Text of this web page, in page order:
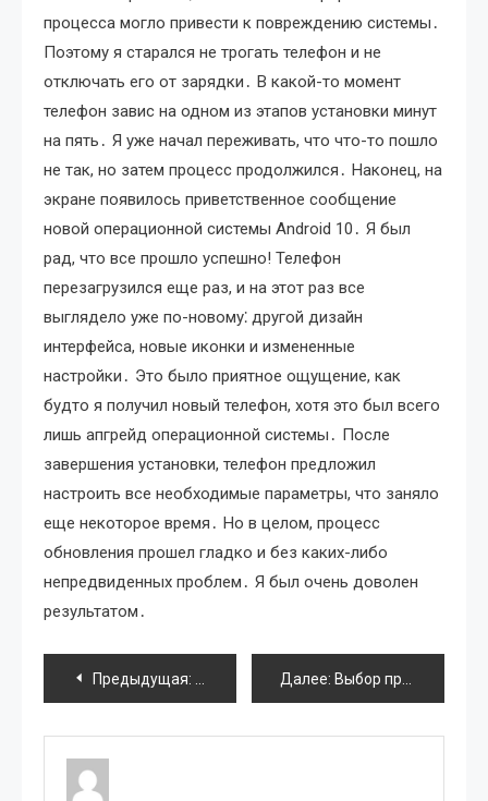
процесса могло привести к повреждению системы․
Поэтому я старался не трогать телефон и не
отключать его от зарядки․ В какой-то момент
телефон завис на одном из этапов установки минут
на пять․ Я уже начал переживать, что что-то пошло
не так, но затем процесс продолжился․ Наконец, на
экране появилось приветственное сообщение
новой операционной системы Android 10․ Я был
рад, что все прошло успешно! Телефон
перезагрузился еще раз, и на этот раз все
выглядело уже по-новому⁚ другой дизайн
интерфейса, новые иконки и измененные
настройки․ Это было приятное ощущение, как
будто я получил новый телефон, хотя это был всего
лишь апгрейд операционной системы․ После
завершения установки, телефон предложил
настроить все необходимые параметры, что заняло
еще некоторое время․ Но в целом, процесс
обновления прошел гладко и без каких-либо
непредвиденных проблем․ Я был очень доволен
результатом․
Навигация
по
записям
Предыдущая: Мой опыт выбора Linux для слабого
Далее: Выбор программ для смартфона Philips